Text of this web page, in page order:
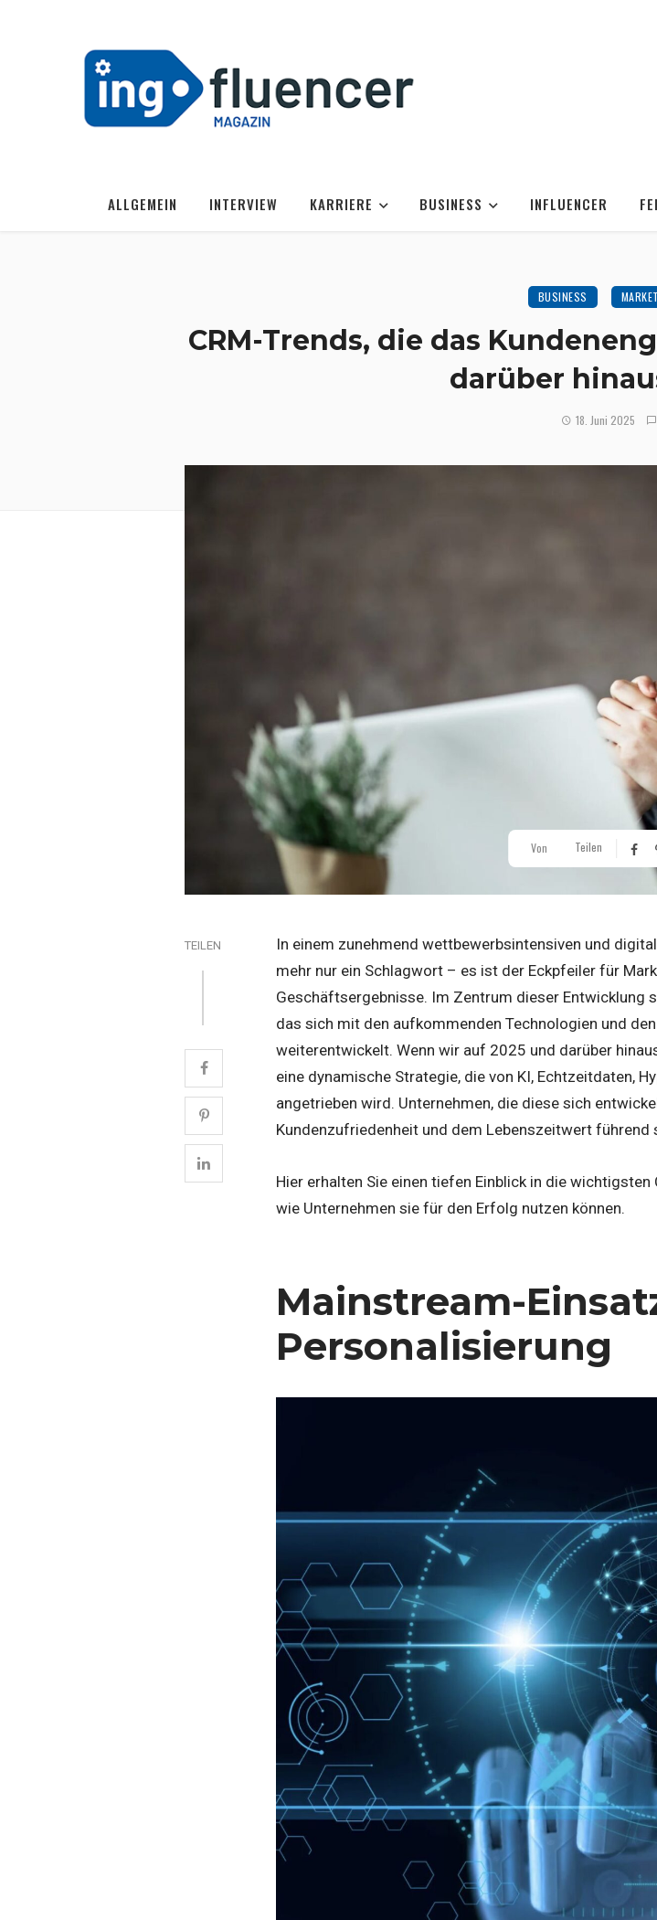
ALLGEMEIN INTERVIEW KARRIERE BUSINESS INFLUENCER
BUSINESS
CRM-Trends, die das
darüber
18. Juni 2025
Von Teilen
TEILEN
In einem zunehmend wettbewerbsintensiven und
mehr nur ein Schlagwort – es ist der Eckpfeiler für
Geschäftsergebnisse. Im Zentrum dieser Entwicklung
das sich mit den aufkommenden Technologien und
weiterentwickelt. Wenn wir auf 2025 und darüber
eine dynamische Strategie, die von KI, Echtzeitdaten,
angetrieben wird. Unternehmen, die diese sich
Kundenzufriedenheit und dem Lebenszeitwert führend
Hier erhalten Sie einen tiefen Einblick in die
wie Unternehmen sie für den Erfolg nutzen können.
Mainstream-
Personalisierung